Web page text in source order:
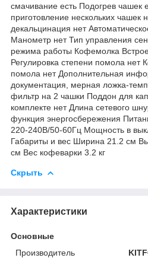
смачивание есть Подогрев чашек
приготовление нескольких чашек
декальцинация нет
Манометр нет Тип управления
режима работы Кофемолка
Регулировка степени помола нет
помола нет Дополнительная
документация, мерная ложка-
фильтр на 2 чашки Поддон для
комплекте нет Длина сетевого
функция энергосбережения
220-240В/50-60Гц Мощность в
Габариты и вес Ширина 21.2 см
см Вес кофеварки 3.2 кг
Скрыть
Характеристики
Основные
Производитель